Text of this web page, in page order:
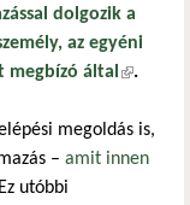
dolgozik a
az egyéni
megbízó által (külső
.
megoldás is,
– amit innen
utóbbi